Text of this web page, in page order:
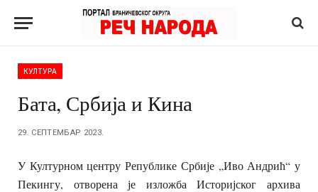
КУЛТУРА
Бата, Србија и Кина
29. СЕПТЕМБАР 2023.
У Културном центру Републике Србије „Иво Андрић“ у
Пекингу, отворена је изложба Историјског архива